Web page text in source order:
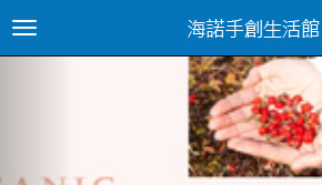
Toggle